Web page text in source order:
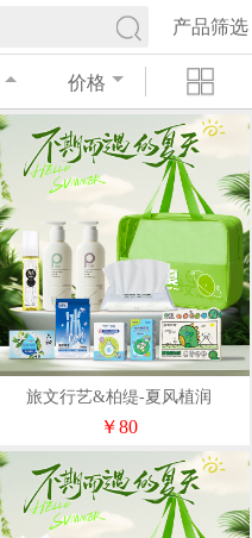
产品筛选
价格
旅文行艺&柏缇-夏风植润
￥80